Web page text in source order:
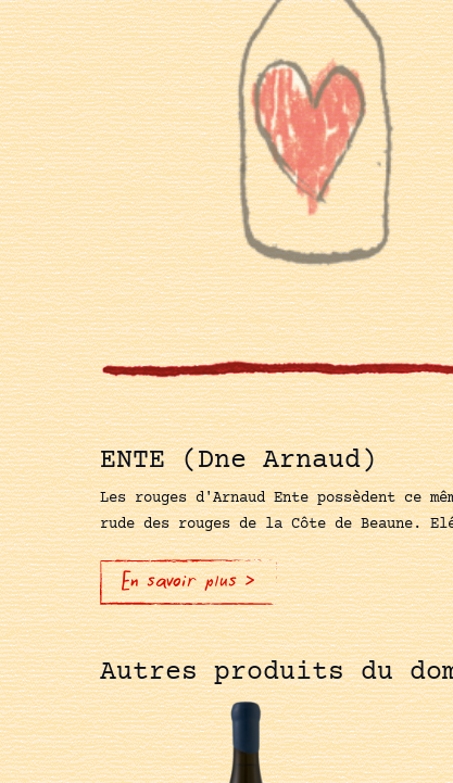
ENTE (Dne Arnaud)
Les rouges d'Arnaud Ente possèdent ce
rude des rouges de la Côte de
En savoir plus >
Autres produits du